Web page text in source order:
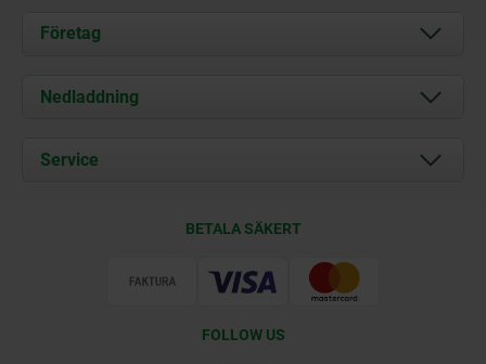
Företag
Om oss
Kontakt
Nedladdning
Service
BETALA SÄKERT
FOLLOW US